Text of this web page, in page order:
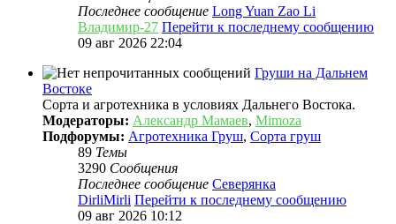
Последнее сообщение Long Yuan Zao Li
Владимир-27 Перейти к последнему сообщению
09 авг 2026 22:04
Груши на Дальнем
Востоке
Сорта и агротехника в условиях Дальнего Востока.
Модераторы: Александр Мамаев, Mimoza
Подфорумы: Агротехника Груш, Сорта груш
89 Темы
3290 Сообщения
Последнее сообщение Северянка
DirliMirli Перейти к последнему сообщению
09 авг 2026 10:12